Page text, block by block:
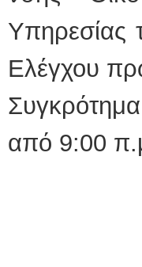
Υπηρεσίας
Ελέγχου
από 9:00